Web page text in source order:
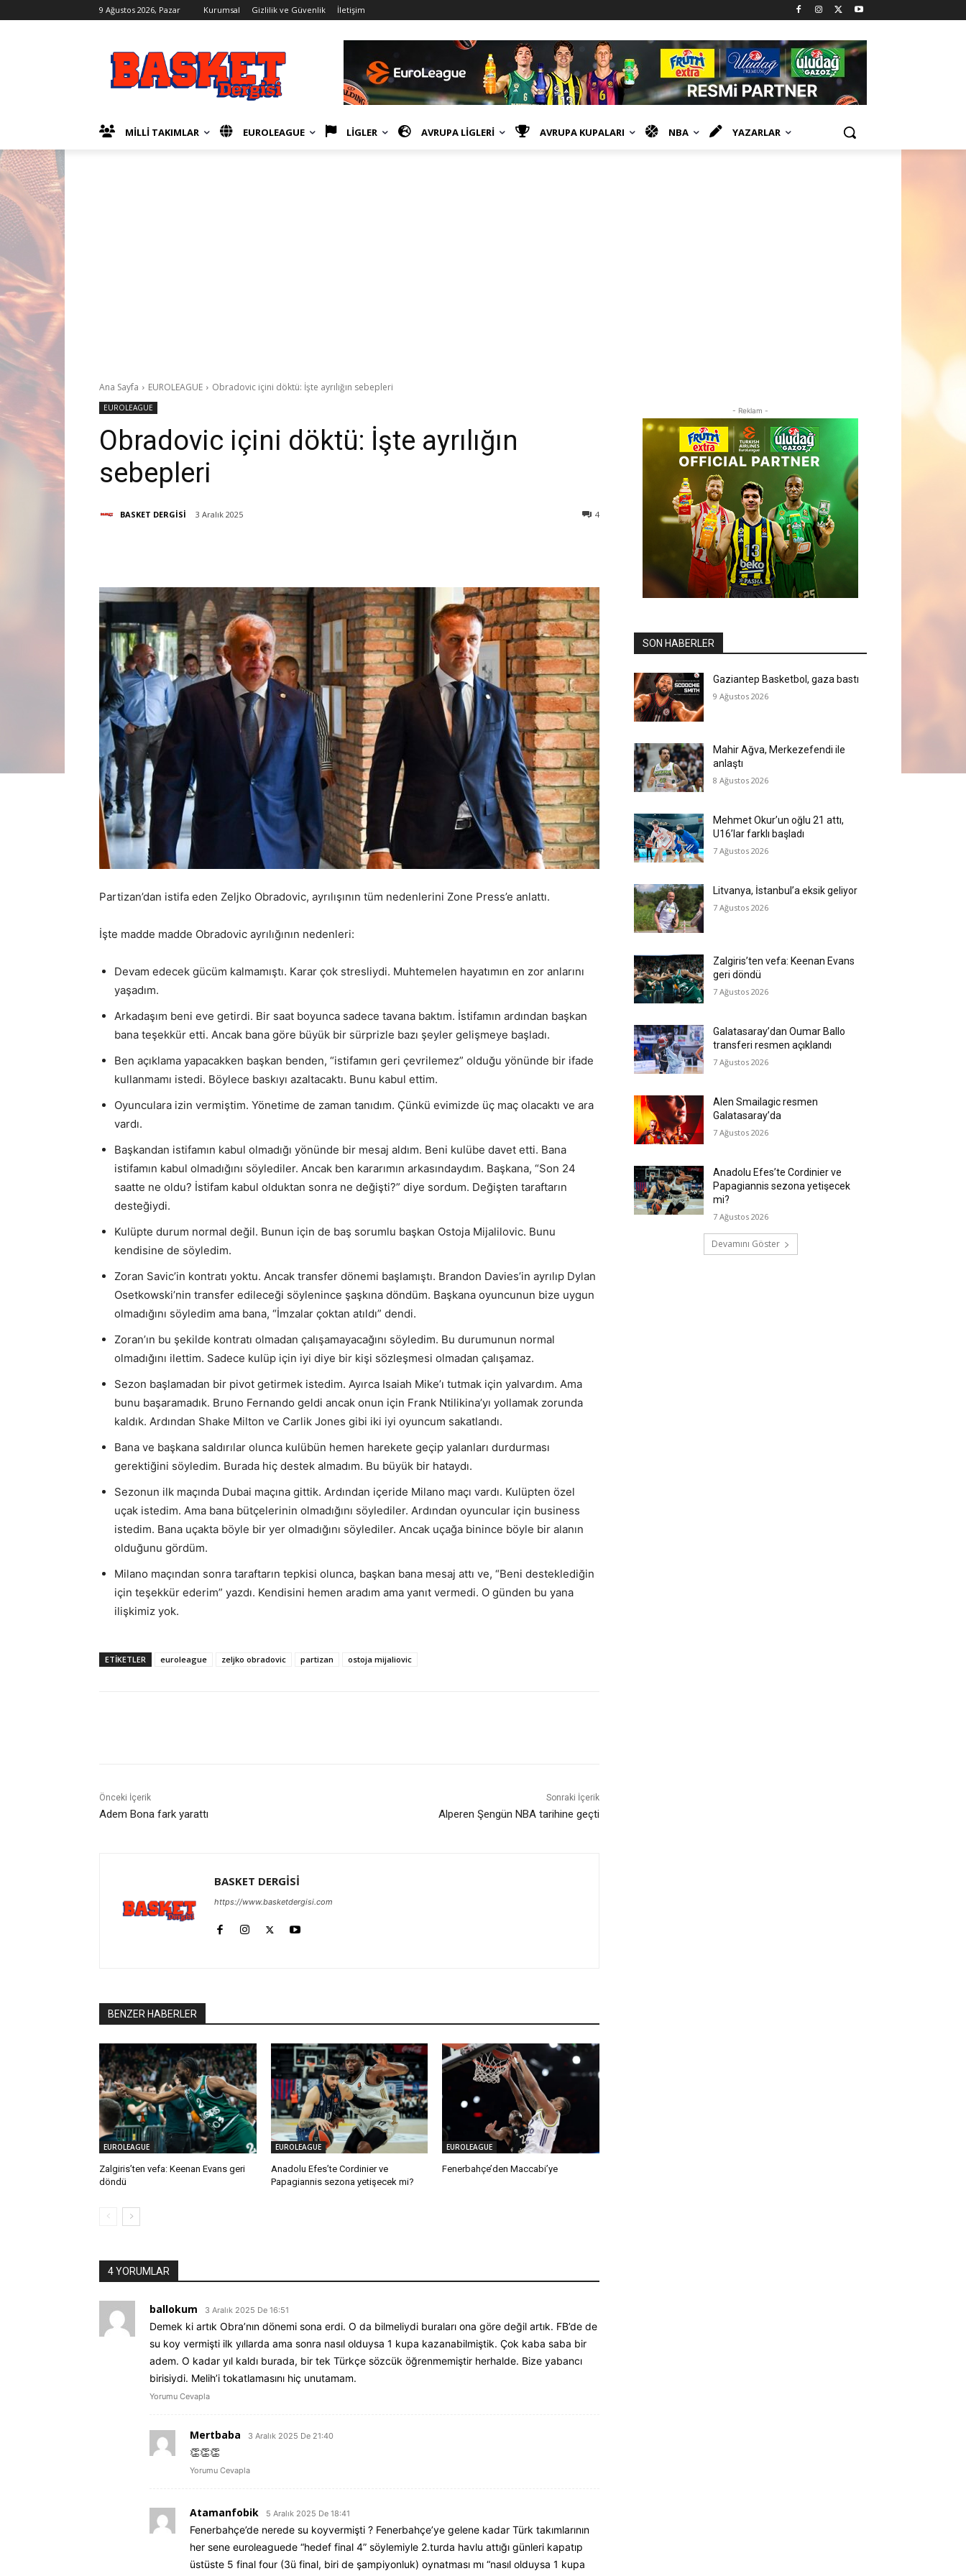
9 Ağustos 2026, Pazar Kurumsal Gizlilik ve Güvenlik İletişim
MİLLİ TAKIMLAR EUROLEAGUE LİGLER AVRUPA LİGLERİ AVRUPA KUPALARI NBA YAZARLAR
Ana Sayfa EUROLEAGUE Obradovic içini döktü: İşte ayrılığın sebepleri
EUROLEAGUE
Obradovic içini döktü: İşte ayrılığın
sebepleri
BASKET DERGİSİ 3 Aralık 2025 4
Partizan’dan istifa eden Zeljko Obradovic, ayrılışının tüm nedenlerini Zone Press’e anlattı.
İşte madde madde Obradovic ayrılığının nedenleri:
Devam edecek gücüm kalmamıştı. Karar çok stresliydi. Muhtemelen hayatımın en zor anlarını
yaşadım.
Arkadaşım beni eve getirdi. Bir saat boyunca sadece tavana baktım. İstifamın ardından başkan
bana teşekkür etti. Ancak bana göre büyük bir sürprizle bazı şeyler gelişmeye başladı.
Ben açıklama yapacakken başkan benden, “istifamın geri çevrilemez” olduğu yönünde bir ifade
kullanmamı istedi. Böylece baskıyı azaltacaktı. Bunu kabul ettim.
Oyunculara izin vermiştim. Yönetime de zaman tanıdım. Çünkü evimizde üç maç olacaktı ve ara
vardı.
Başkandan istifamın kabul olmadığı yönünde bir mesaj aldım. Beni kulübe davet etti. Bana
istifamın kabul olmadığını söylediler. Ancak ben kararımın arkasındaydım. Başkana, “Son 24
saatte ne oldu? İstifam kabul olduktan sonra ne değişti?” diye sordum. Değişten taraftarın
desteğiydi.
Kulüpte durum normal değil. Bunun için de baş sorumlu başkan Ostoja Mijalilovic. Bunu
kendisine de söyledim.
Zoran Savic’in kontratı yoktu. Ancak transfer dönemi başlamıştı. Brandon Davies’in ayrılıp Dylan
Osetkowski’nin transfer edileceği söylenince şaşkına döndüm. Başkana oyuncunun bize uygun
olmadığını söyledim ama bana, “İmzalar çoktan atıldı” dendi.
Zoran’ın bu şekilde kontratı olmadan çalışamayacağını söyledim. Bu durumunun normal
olmadığını ilettim. Sadece kulüp için iyi diye bir kişi sözleşmesi olmadan çalışamaz.
Sezon başlamadan bir pivot getirmek istedim. Ayırca Isaiah Mike’ı tutmak için yalvardım. Ama
bunu başaramadık. Bruno Fernando geldi ancak onun için Frank Ntilikina’yı yollamak zorunda
kaldık. Ardından Shake Milton ve Carlik Jones gibi iki iyi oyuncum sakatlandı.
Bana ve başkana saldırılar olunca kulübün hemen harekete geçip yalanları durdurması
gerektiğini söyledim. Burada hiç destek almadım. Bu büyük bir hataydı.
Sezonun ilk maçında Dubai maçına gittik. Ardından içeride Milano maçı vardı. Kulüpten özel
uçak istedim. Ama bana bütçelerinin olmadığını söylediler. Ardından oyuncular için business
istedim. Bana uçakta böyle bir yer olmadığını söylediler. Ancak uçağa binince böyle bir alanın
olduğunu gördüm.
Milano maçından sonra taraftarın tepkisi olunca, başkan bana mesaj attı ve, “Beni desteklediğin
için teşekkür ederim” yazdı. Kendisini hemen aradım ama yanıt vermedi. O günden bu yana
ilişkimiz yok.
ETIKETLER euroleague zeljko obradovic partizan ostoja mijaliovic
Önceki İçerik
Adem Bona fark yarattı
Sonraki İçerik
Alperen Şengün NBA tarihine geçti
BASKET DERGİSİ
https://www.basketdergisi.com
BENZER HABERLER
EUROLEAGUE
Zalgiris’ten vefa: Keenan Evans geri
döndü
EUROLEAGUE
Anadolu Efes’te Cordinier ve
Papagiannis sezona yetişecek mi?
EUROLEAGUE
Fenerbahçe’den Maccabi’ye
4 YORUMLAR
ballokum 3 Aralık 2025 De 16:51
Demek ki artık Obra’nın dönemi sona erdi. O da bilmeliydi buraları ona göre değil artık. FB’de de
su koy vermişti ilk yıllarda ama sonra nasıl olduysa 1 kupa kazanabilmiştik. Çok kaba saba bir
adem. O kadar yıl kaldı burada, bir tek Türkçe sözcük öğrenmemiştir herhalde. Bize yabancı
birisiydi. Melih’i tokatlamasını hiç unutamam.
Yorumu Cevapla
Mertbaba 3 Aralık 2025 De 21:40
👏👏👏
Yorumu Cevapla
Atamanfobik 5 Aralık 2025 De 18:41
Fenerbahçe’de nerede su koyvermişti ? Fenerbahçe’ye gelene kadar Türk takımlarının
her sene euroleaguede “hedef final 4” söylemiyle 2.turda havlu attığı günleri kapatıp
üstüste 5 final four (3ü final, biri de şampiyonluk) oynatması mı “nasıl olduysa 1 kupa
- Reklam -
SON HABERLER
Gaziantep Basketbol, gaza bastı
9 Ağustos 2026
Mahir Ağva, Merkezefendi ile
anlaştı
8 Ağustos 2026
Mehmet Okur’un oğlu 21 attı,
U16’lar farklı başladı
7 Ağustos 2026
Litvanya, İstanbul’a eksik geliyor
7 Ağustos 2026
Zalgiris’ten vefa: Keenan Evans
geri döndü
7 Ağustos 2026
Galatasaray’dan Oumar Ballo
transferi resmen açıklandı
7 Ağustos 2026
Alen Smailagic resmen
Galatasaray’da
7 Ağustos 2026
Anadolu Efes’te Cordinier ve
Papagiannis sezona yetişecek
mi?
7 Ağustos 2026
Devamını Göster